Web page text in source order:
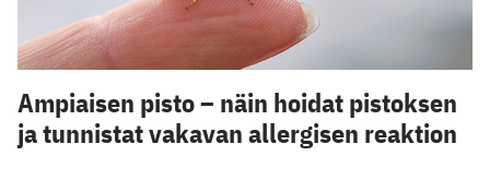
Ampiaisen pisto – näin hoidat pistoksen
ja tunnistat vakavan allergisen reaktion